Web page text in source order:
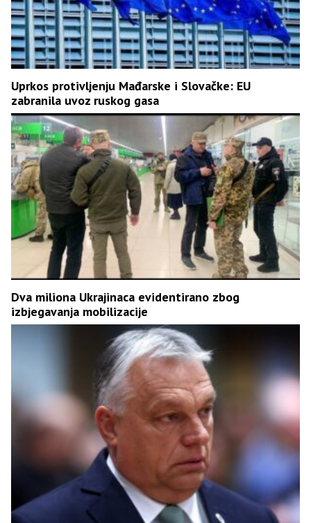
Uprkos protivljenju Mađarske i Slovačke: EU
zabranila uvoz ruskog gasa
Dva miliona Ukrajinaca evidentirano zbog
izbjegavanja mobilizacije